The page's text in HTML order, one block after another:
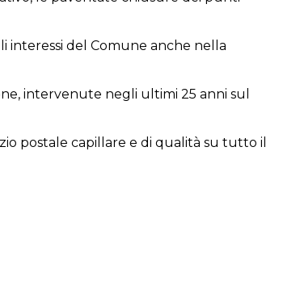
interessi del Comune anche nella
intervenute negli ultimi 25 anni sul
postale capillare e di qualità su tutto il